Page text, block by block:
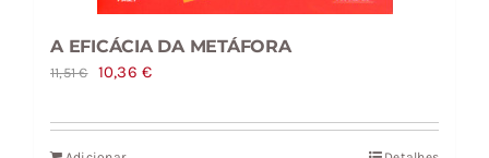
A EFICÁCIA DA METÁFORA
11,51€
O
original
10,36€O
atual